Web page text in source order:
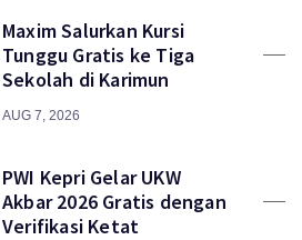
Maxim Salurkan Kursi
Tunggu Gratis ke Tiga
Sekolah di Karimun
AUG 7, 2026
PWI Kepri Gelar UKW
Akbar 2026 Gratis dengan
Verifikasi Ketat